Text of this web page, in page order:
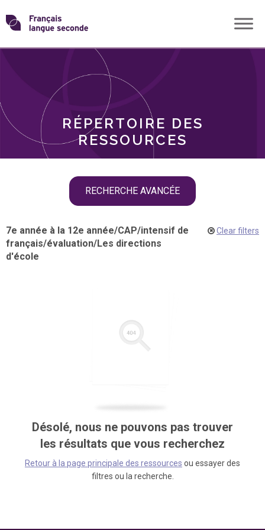
Skip
toTransformons
langue
RÉPERTOIRE DES
RESSOURCES
RECHERCHE AVANCÉE
THÈMES
7e année à la 12e année/CAP/intensif de
français/évaluation/Les directions
d'école
Clear filters
Désolé, nous ne pouvons pas trouver
les résultats que vous recherchez
Retour à la page principale des ressources ou essayer des
filtres ou la recherche.